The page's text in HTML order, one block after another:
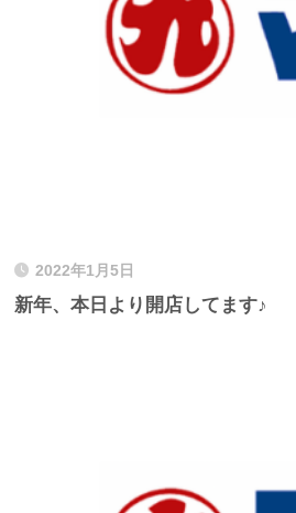
2022年1月5日
新年、本日より開店してます♪